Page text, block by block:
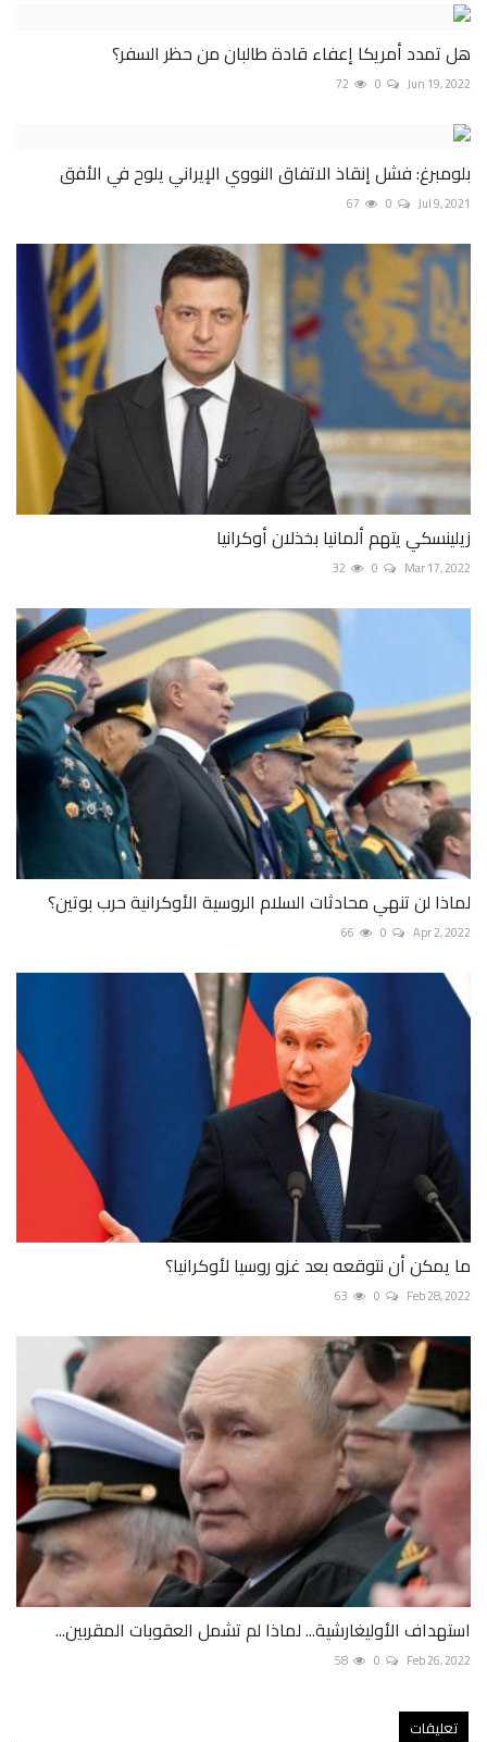
هل تمدد أمريكا إعفاء قادة طالبان من حظر السفر؟
Jun 19, 2022
0
72
بلومبرغ: فشل إنقاذ الاتفاق النووي الإيراني يلوح في الأفق
Jul 9, 2021
0
67
زيلينسكي يتهم ألمانيا بخذلان أوكرانيا
Mar 17, 2022
0
32
لماذا لن تنهي محادثات السلام الروسية الأوكرانية حرب بوتين؟
Apr 2, 2022
0
66
ما يمكن أن نتوقعه بعد غزو روسيا لأوكرانيا؟
Feb 28, 2022
0
63
استهداف الأوليغارشية... لماذا لم تشمل العقوبات المقربين...
Feb 26, 2022
0
58
تعليقات